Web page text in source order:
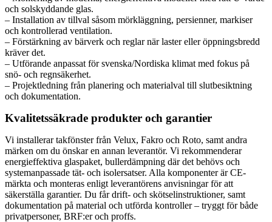
och solskyddande glas.
– Installation av tillval såsom mörkläggning, persienner, markiser
och kontrollerad ventilation.
– Förstärkning av bärverk och reglar när laster eller öppningsbredd
kräver det.
– Utförande anpassat för svenska/Nordiska klimat med fokus på
snö- och regnsäkerhet.
– Projektledning från planering och materialval till slutbesiktning
och dokumentation.
Kvalitetssäkrade produkter och garantier
Vi installerar takfönster från Velux, Fakro och Roto, samt andra
märken om du önskar en annan leverantör. Vi rekommenderar
energieffektiva glaspaket, bullerdämpning där det behövs och
systemanpassade tät- och isolersatser. Alla komponenter är CE-
märkta och monteras enligt leverantörens anvisningar för att
säkerställa garantier. Du får drift- och skötselinstruktioner, samt
dokumentation på material och utförda kontroller – tryggt för både
privatpersoner, BRF:er och proffs.